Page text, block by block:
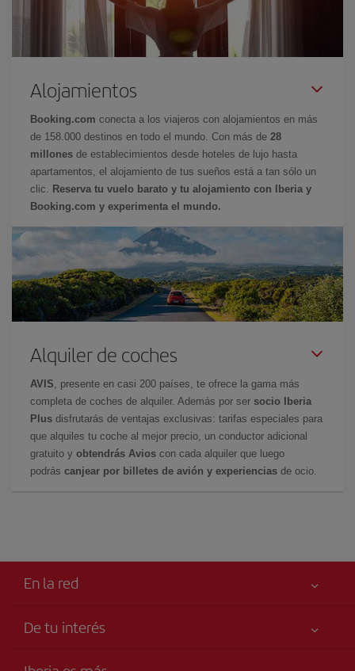
Alojamientos
Booking.com conecta a los viajeros con alojamientos en más
de 158.000 destinos en todo el mundo. Con más de 28
millones de establecimientos desde hoteles de lujo hasta
apartamentos, el alojamiento de tus sueños está a tan sólo un
clic.
Reserva tu vuelo barato y tu alojamiento con Iberia y
Booking.com y experimenta el mundo.
Alquiler de coches
AVIS , presente en casi 200 países, te ofrece la gama más
completa de coches de alquiler. Además por ser socio Iberia
Plus disfrutarás de ventajas exclusivas: tarifas especiales para
que alquiles tu coche al mejor precio, un conductor adicional
gratuito y obtendrás Avios con cada alquiler que luego
podrás canjear por billetes de avión y experiencias de ocio.
En la red
De tu interés